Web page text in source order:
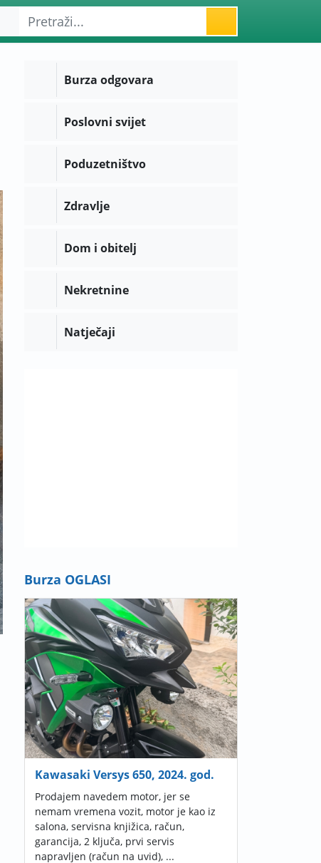
Burza odgovara
Poslovni svijet
Poduzetništvo
Zdravlje
Dom i obitelj
Nekretnine
Natječaji
Burza OGLASI
Kawasaki Versys 650, 2024. god.
Prodajem navedem motor, jer se
nemam vremena vozit, motor je kao iz
salona, servisna knjižica, račun,
garancija, 2 ključa, prvi servis
napravljen (račun na uvid), ...